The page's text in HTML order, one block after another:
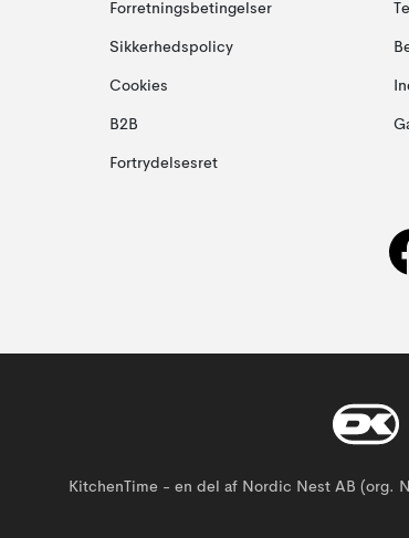
Forretningsbetingelser
Sikkerhedspolicy
Cookies
B2B
Fortrydelsesret
KitchenTime - en del af Nordic Nest AB (org.